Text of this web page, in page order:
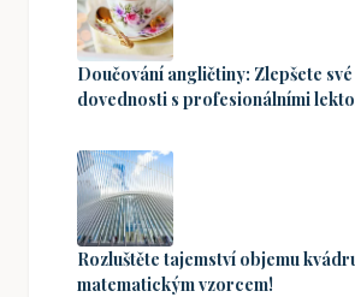
Doučování angličtiny: Zlepšete
dovednosti s profesionálními
Rozluštěte tajemství objemu
matematickým vzorcem!